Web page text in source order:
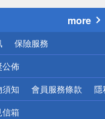
more
保險服務
公佈
知 會員服務條款 隱
信箱